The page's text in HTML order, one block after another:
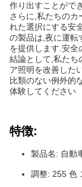
作り出すことがで
さらに,私たちのカ
れた選択にする安
の製品は,夜に運転
を提供します.安全
結論として,私たち
ア照明を改善した
比類のない例外的
体験してください
特徴:
製品名: 自動
調整: 255 色